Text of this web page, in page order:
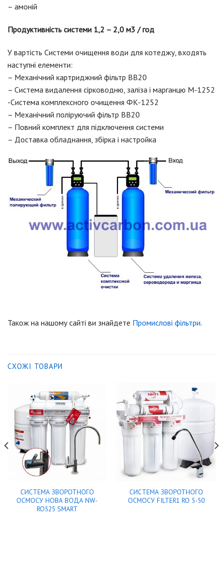
– амоній
Продуктивність системи 1,2 – 2,0 м3 / год
У вартість Системи очищення води для котеджу, входять
наступні елементи:
– Механічний картриджний фільтр ВВ20
– Система видалення сірководню, заліза і марганцю М-1252
-Система комплексного очищення ФК-1252
– Механічний поліруючий фільтр ВВ20
– Повний комплект для підключення системи
– Доставка обладнання, збірка і настройка
Також на нашому сайті ви знайдете Промислові фільтри.
СХОЖІ ТОВАРИ
СИСТЕМА ЗВОРОТНОГО
ОСМОСУ НОВА ВОДА NW-
RO525 SMART
СИСТЕМА ЗВОРОТНОГО
ОСМОСУ FILTER1 RO 5-50